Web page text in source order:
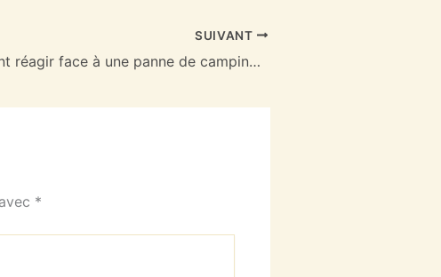
SUIVANT
Comment réagir face à une panne de camping-car
*